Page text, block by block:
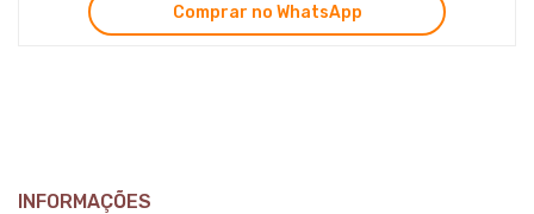
Comprar no WhatsApp
INFORMAÇÕES